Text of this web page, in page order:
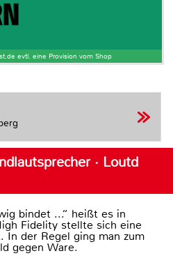
evtl. eine Provision vom Shop
· Loutd
bindet ...“ heißt es in
Fidelity stellte sich eine
In der Regel ging man zum
gegen Ware.